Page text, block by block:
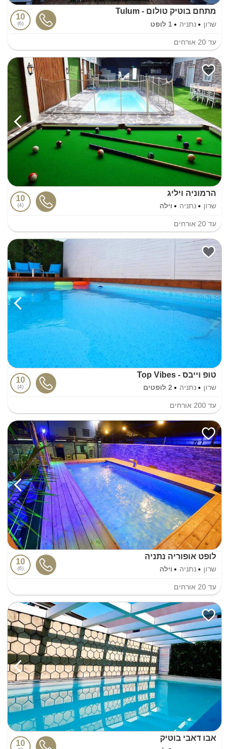
מתחם בוטיק טולום - Tulum
שרון נתניה 1 לופט
10
6
עד 20 אורחים
הרמוניה ויליג
שרון נתניה וילה
10
4
עד 20 אורחים
טופ וייבס - Top Vibes
שרון נתניה 2 לופטים
10
4
עד 200 אורחים
לופט אופוריה נתניה
שרון נתניה וילה
10
6
עד 20 אורחים
אבו דאבי בוטיק
10